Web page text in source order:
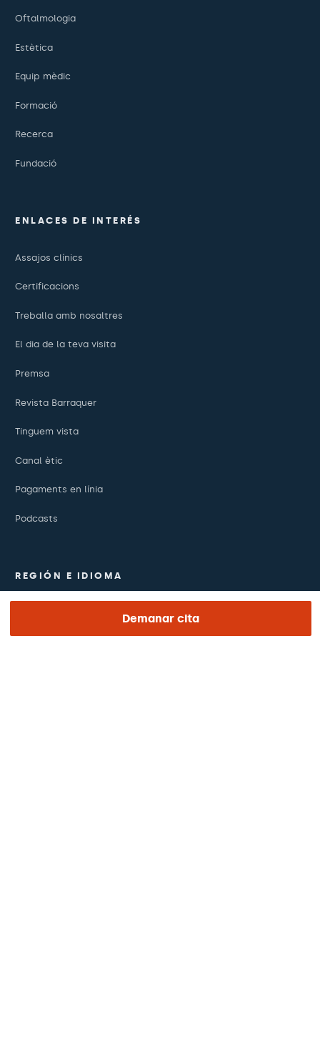
Demanar cita
Oftalmologia
Estètica
Equip mèdic
Formació
Recerca
Fundació
ENLACES DE INTERÉS
Assajos clínics
Certificacions
Treballa amb nosaltres
El dia de la teva visita
Premsa
Revista Barraquer
Tinguem vista
Canal ètic
Pagaments en línia
Podcasts
REGIÓN E IDIOMA